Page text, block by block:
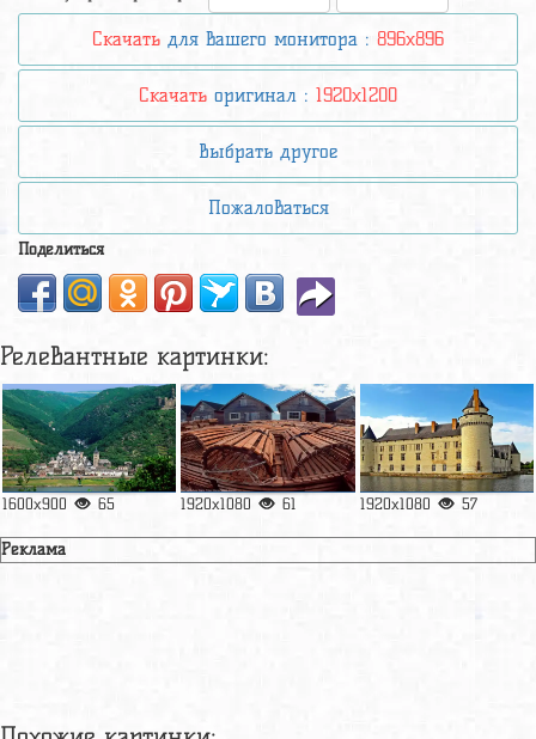
Скачать для вашего монитора : 896x896
Скачать оригинал : 1920x1200
Выбрать другое
Пожаловаться
Поделиться
Релевантные картинки:
1600x900 65 1920x1080 61 1920x1080 57
Реклама